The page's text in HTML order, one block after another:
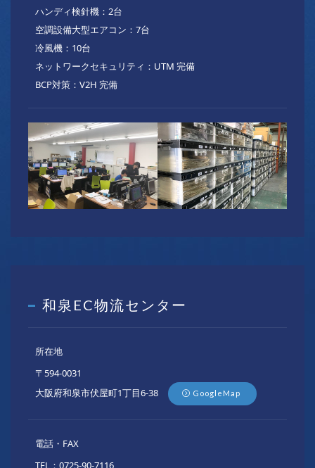
ハンディ検針機：2台
空調設備大型エアコン：7台
冷風機：10台
ネットワークセキュリティ：UTM 完備
BCP対策：V2H 完備
和泉EC物流センター
所在地
〒594-0031
大阪府和泉市伏屋町1丁目6-38
GoogleMap
電話・FAX
TEL：0725-90-7116